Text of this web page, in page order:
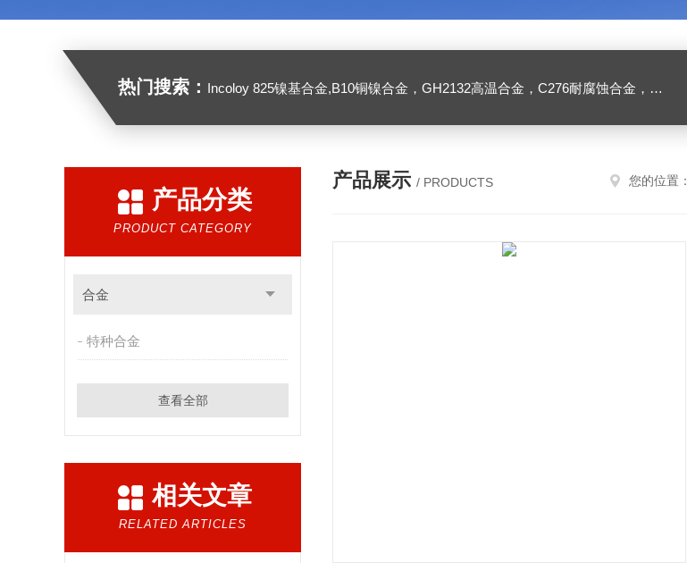
热门搜索： Incoloy 825镍基合金,B10铜镍合金，GH2132高温合金，C276耐腐蚀合金，1J50精密合金，Inconel600镍基合金
产品分类
PRODUCT CATEGORY
合金
特种合金
查看全部
相关文章
RELATED ARTICLES
产品展示 / PRODUCTS 您的位置：